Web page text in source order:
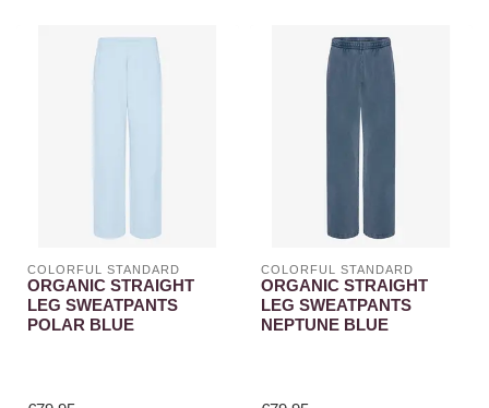
COLORFUL STANDARD
ORGANIC STRAIGHT
LEG SWEATPANTS
POLAR BLUE
COLORFUL STANDARD
ORGANIC STRAIGHT
LEG SWEATPANTS
NEPTUNE BLUE